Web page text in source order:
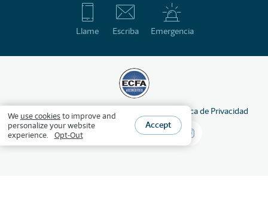
Llame Escriba Emergencia
HSLDA Derechos reservados Política de Privacidad
We use cookiesto improve and
personalize your website
experience.
Opt-Out
Accept